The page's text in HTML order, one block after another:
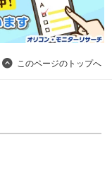
このページのトップへ